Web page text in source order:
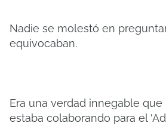
Nadie se molestó en
equivocaban.
Era una verdad innegable que
estaba colaborando para el